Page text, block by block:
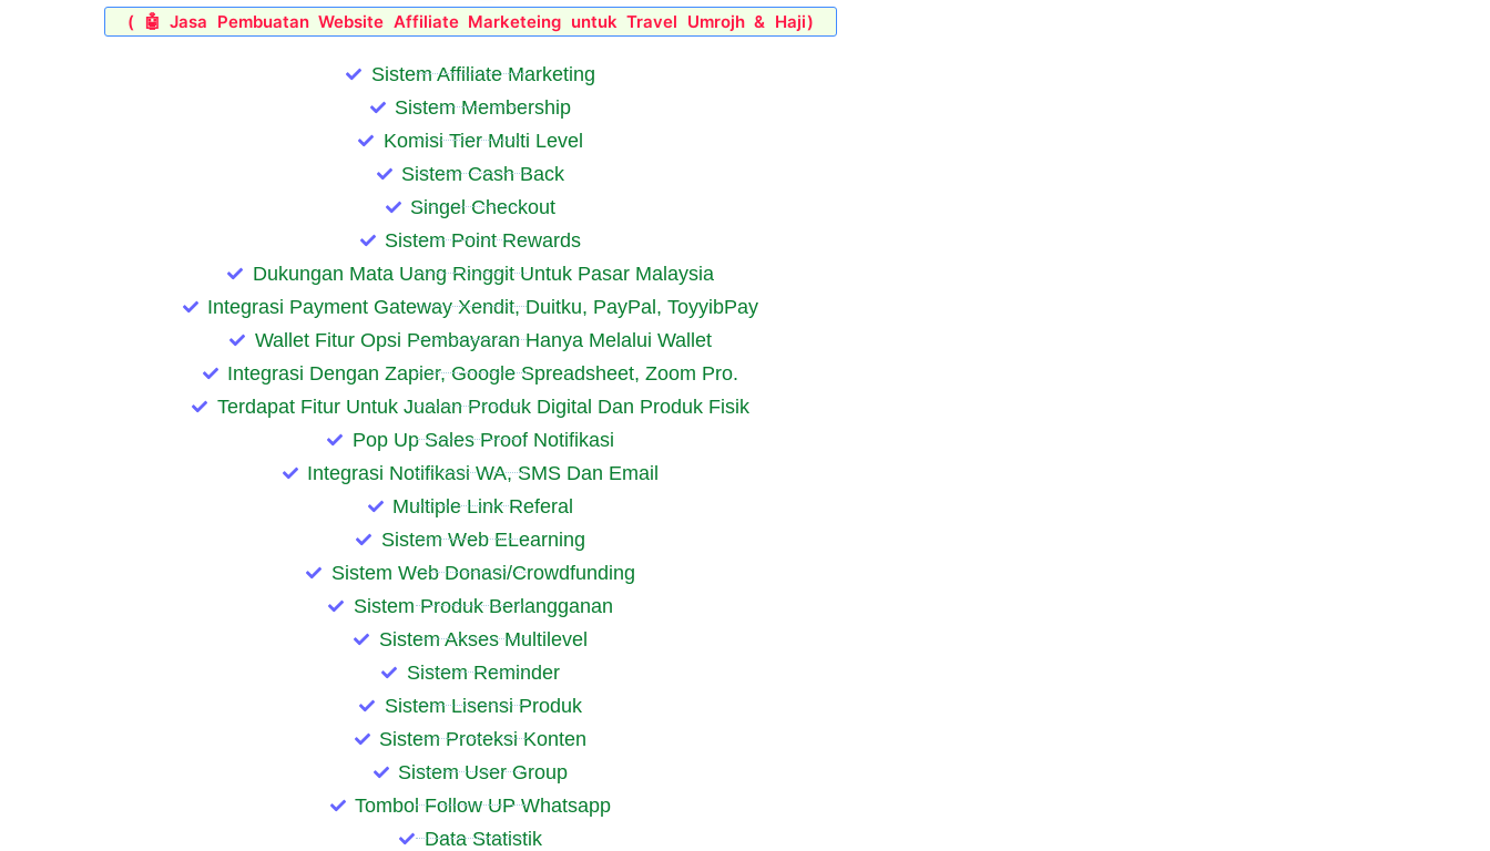
( 🤖 Jasa Pembuatan Website Affiliate Marketeing untuk Travel Umrojh & Haji)
Sistem Affiliate Marketing
Sistem Membership
Komisi Tier Multi Level
Sistem Cash Back
Singel Checkout
Sistem Point Rewards
Dukungan Mata Uang Ringgit Untuk Pasar Malaysia
Integrasi Payment Gateway Xendit, Duitku, PayPal, ToyyibPay
Wallet Fitur Opsi Pembayaran Hanya Melalui Wallet
Integrasi Dengan Zapier, Google Spreadsheet, Zoom Pro.
Terdapat Fitur Untuk Jualan Produk Digital Dan Produk Fisik
Pop Up Sales Proof Notifikasi
Integrasi Notifikasi WA, SMS Dan Email
Multiple Link Referal
Sistem Web ELearning
Sistem Web Donasi/Crowdfunding
Sistem Produk Berlangganan
Sistem Akses Multilevel
Sistem Reminder
Sistem Lisensi Produk
Sistem Proteksi Konten
Sistem User Group
Tombol Follow UP Whatsapp
Data Statistik